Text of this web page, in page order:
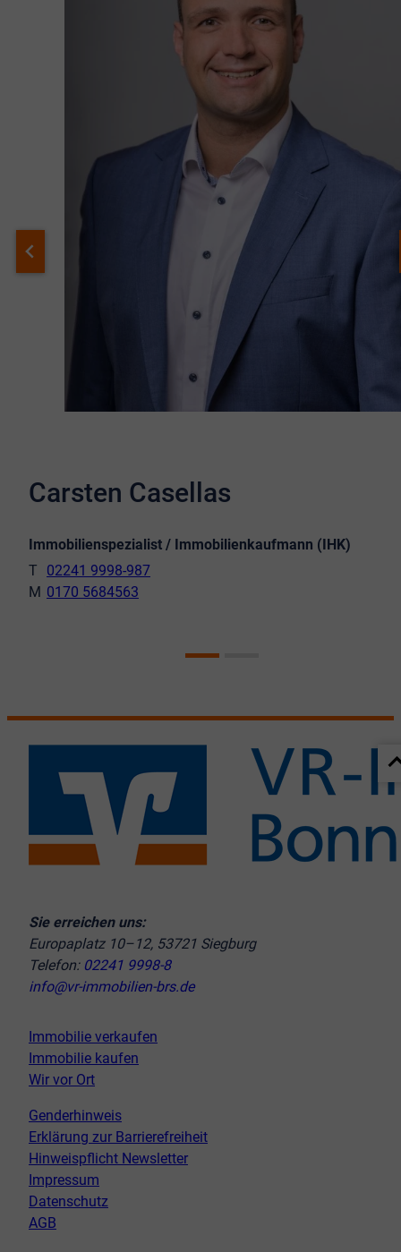
Carsten Casellas
Immobilienspezialist / Immobilienkaufmann (IHK)
02241 9998-987
0170 5684563
Sie erreichen uns:
Europaplatz 10–12, 53721 Siegburg
Telefon: 02241 9998-8
info@vr-immobilien-brs.de
Immobilie verkaufen
Immobilie kaufen
Wir vor Ort
Genderhinweis
Erklärung zur Barrierefreiheit
Hinweispflicht Newsletter
Impressum
Datenschutz
AGB